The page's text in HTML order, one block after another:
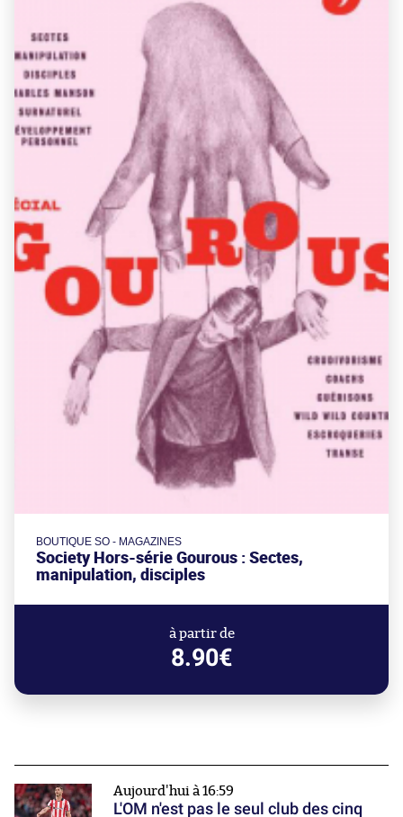
BOUTIQUE SO - MAGAZINES
Society Hors-série Gourous : Sectes,
manipulation, disciples
à partir de
8.90€
Aujourd'hui à 16:59
L'OM n'est pas le seul club des cinq